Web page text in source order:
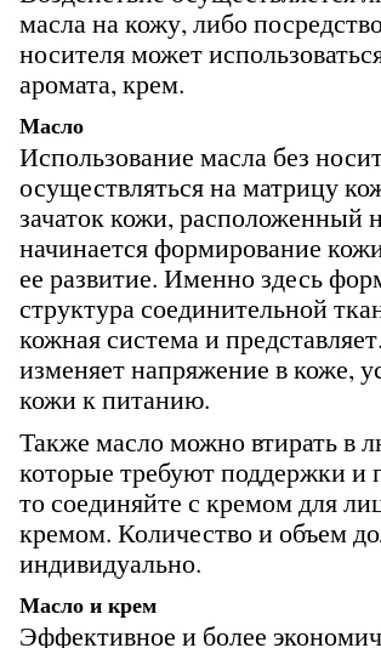
масла на кожу, либо
носителя может
аромата, крем.
Масло
Использование масла без
осуществляться на матрицу
зачаток кожи, расположенный
начинается формирование
ее развитие. Именно здесь
структура соединительной
кожная система и
изменяет напряжение в коже,
кожи к питанию.
Также масло можно втирать в
которые требуют поддержки
то соединяйте с кремом для
кремом. Количество и объем
индивидуально.
Масло и крем
Эффективное и более